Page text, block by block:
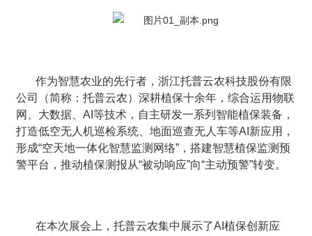
作为智慧农业的先行者，浙江托普云农科技股份有限
公司（简称：托普云农）深耕植保十余年，综合运用物联
网、大数据、AI等技术，自主研发一系列智能植保装备，
打造低空无人机巡检系统、地面巡查无人车等AI新应用，
形成“空天地一体化智慧监测网络”，搭建智慧植保监测预
警平台，推动植保测报从“被动响应”向“主动预警”转变。
在本次展会上，托普云农集中展示了AI植保创新应